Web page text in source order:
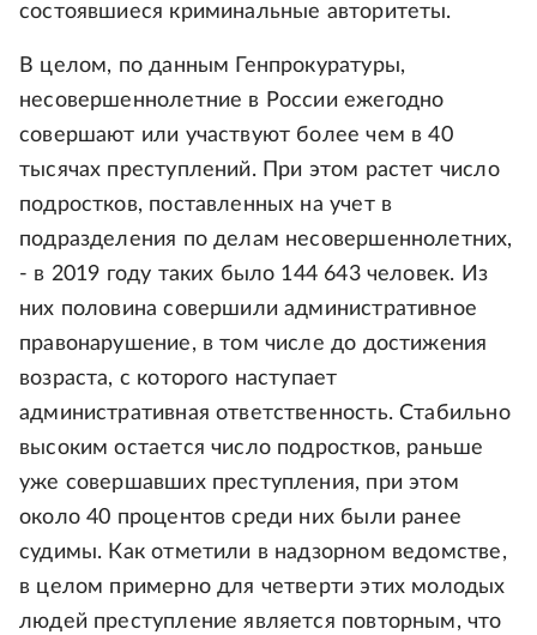
состоявшиеся криминальные авторитеты.
В целом, по данным Генпрокуратуры,
несовершеннолетние в России ежегодно
совершают или участвуют более чем в 40
тысячах преступлений. При этом растет число
подростков, поставленных на учет в
подразделения по делам несовершеннолетних,
- в 2019 году таких было 144 643 человек. Из
них половина совершили административное
правонарушение, в том числе до достижения
возраста, с которого наступает
административная ответственность. Стабильно
высоким остается число подростков, раньше
уже совершавших преступления, при этом
около 40 процентов среди них были ранее
судимы. Как отметили в надзорном ведомстве,
в целом примерно для четверти этих молодых
людей преступление является повторным, что